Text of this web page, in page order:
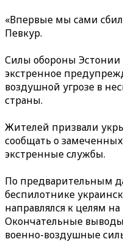
«Впервые мы сами
Певкур.
Силы обороны Эстонии
экстренное
воздушной угрозе в
страны.
Жителей призвали
сообщать о
экстренные службы.
По предварительным
беспилотнике
направлялся к целям
Окончательные
военно-воздушные